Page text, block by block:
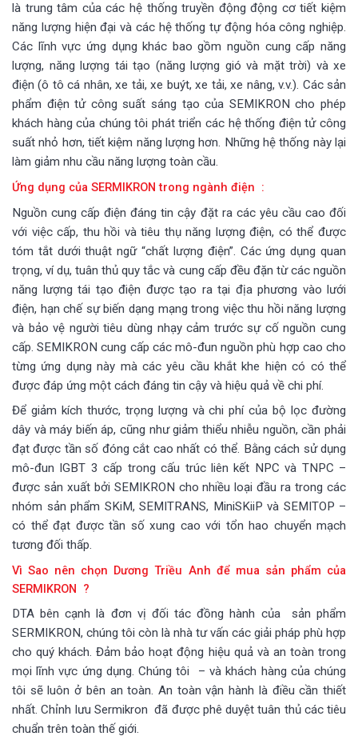
là trung tâm của các hệ thống truyền động động cơ tiết kiệm
năng lượng hiện đại và các hệ thống tự động hóa công nghiệp.
Các lĩnh vực ứng dụng khác bao gồm nguồn cung cấp năng
lượng, năng lượng tái tạo (năng lượng gió và mặt trời) và xe
điện (ô tô cá nhân, xe tải, xe buýt, xe tải, xe nâng, v.v.). Các sản
phẩm điện tử công suất sáng tạo của SEMIKRON cho phép
khách hàng của chúng tôi phát triển các hệ thống điện tử công
suất nhỏ hơn, tiết kiệm năng lượng hơn. Những hệ thống này lại
làm giảm nhu cầu năng lượng toàn cầu.
Ứng dụng của SERMIKRON trong ngành điện :
Nguồn cung cấp điện đáng tin cậy đặt ra các yêu cầu cao đối
với việc cấp, thu hồi và tiêu thụ năng lượng điện, có thể được
tóm tắt dưới thuật ngữ “chất lượng điện”. Các ứng dụng quan
trọng, ví dụ, tuân thủ quy tắc và cung cấp đều đặn từ các nguồn
năng lượng tái tạo điện được tạo ra tại địa phương vào lưới
điện, hạn chế sự biến dạng mạng trong việc thu hồi năng lượng
và bảo vệ người tiêu dùng nhạy cảm trước sự cố nguồn cung
cấp. SEMIKRON cung cấp các mô-đun nguồn phù hợp cao cho
từng ứng dụng này mà các yêu cầu khắt khe hiện có có thể
được đáp ứng một cách đáng tin cậy và hiệu quả về chi phí.
Để giảm kích thước, trọng lượng và chi phí của bộ lọc đường
dây và máy biến áp, cũng như giảm thiểu nhiễu nguồn, cần phải
đạt được tần số đóng cắt cao nhất có thể. Bằng cách sử dụng
mô-đun IGBT 3 cấp trong cấu trúc liên kết NPC và TNPC –
được sản xuất bởi SEMIKRON cho nhiều loại đầu ra trong các
nhóm sản phẩm SKiM, SEMITRANS, MiniSKiiP và SEMITOP –
có thể đạt được tần số xung cao với tổn hao chuyển mạch
tương đối thấp.
Vì Sao nên chọn Dương Triều Anh để mua sản phẩm của
SERMIKRON ?
DTA bên cạnh là đơn vị đối tác đồng hành của sản phẩm
SERMIKRON, chúng tôi còn là nhà tư vấn các giải pháp phù hợp
cho quý khách. Đảm bảo hoạt động hiệu quả và an toàn trong
mọi lĩnh vực ứng dụng. Chúng tôi – và khách hàng của chúng
tôi sẽ luôn ở bên an toàn. An toàn vận hành là điều cần thiết
nhất. Chỉnh lưu Sermikron đã được phê duyệt tuân thủ các tiêu
chuẩn trên toàn thế giới.